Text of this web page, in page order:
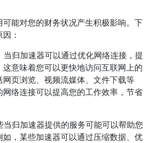
可能对您的财务状况产生积极影响。下
：
当归加速器可以通过优化网络连接，提
意味着您可以更快地访问互联网上的
网页浏览、视频流媒体、文件下载等
络连接可以提高您的工作效率，节省
当归加速器提供的服务可能可以帮助您
，某些加速器可以通过压缩数据、优